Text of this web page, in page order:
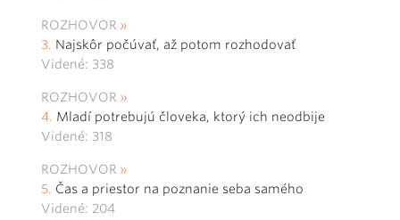
ROZHOVOR
Najskôr počúvať, až potom rozhodovať
Videné: 338
ROZHOVOR
Mladí potrebujú človeka, ktorý ich neodbije
Videné: 318
ROZHOVOR
Čas a priestor na poznanie seba samého
Videné: 204